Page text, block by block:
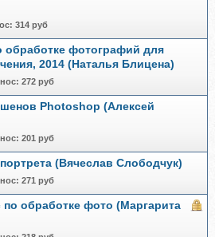
314 руб
обработке фотографий для
2014 (Наталья Блицена)
272 руб
Photoshop (Алексей
201 руб
(Вячеслав Слободчук)
271 руб
по обработке фото (Маргарита